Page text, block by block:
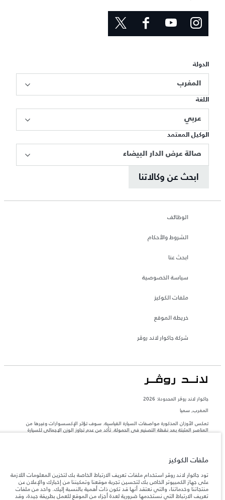
الدولة
المغرب
اللغة
عربي
الوكيل المعتمد
صالة عرض الدار البيضاء
ابحث عن وكالاتنا
الوظائف
الشروط والأحكام
ابحث عنا
سياسة الخصوصية
ملفات الكوكيز
خريطة الموقع
شركة جاكوار لاند روڤر
جاكوار لاند روڨر المحدودة: 2026
المغرب, سميا
تعكس الأوزان المذكورة مواصفات السيارة القياسية. سوف تؤثر الإكسسوارات وغيرها من
العناصر المثبتة بعد نقطة التصنيع في الحمولة. تأكد من عدم تجاوز الوزن الإجمالي للسيارة
المعلومات والمواصفات والأسعار والألوان المذكورة على هذا الموقع قد تختلف من بلد إلى
آخر، كما أنّها قد تتغير بدون إشعار مسبق. الرجاء التواصل مع وكيلنا المحلي للتأكد من توفّرها
والتحقق من الأسعار.
ملاحظة مهمة حول الصور والمواصفات.إن النقص العالمي في أشباه الموصلات يؤثر حاليًا
في مواصفات تصميم السيارات وتوفر الخيارات وتوقيتات التصاميم. هذا ظرف ديناميكي
ملفات الكوكيز
تود جاكوار لاند روڤر استخدام ملفات تعريف الارتباط الخاصة بك لتخزين المعلومات اللازمة
على جهاز الكمبيوتر الخاص بك لتحسين تجربة موقعنا وتمكيننا من إخبارك والإعلان عن
منتجاتنا وخدماتنا، والتي نعتقد أنها قد تكون ذات أهمية بالنسبة إليك. واحد من ملفات
تعريف الارتباط التي نستخدمها ضرورية لعدة أجزاء من الموقع للعمل بطريقة جيدة، وقد